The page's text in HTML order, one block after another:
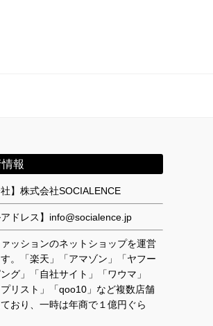
報
社】株式会社SOCIALENCE
アドレス】info@socialence.jp
ァッションのネットショップを運営
。「楽天」「アマゾン」「ヤフー
グ」「自社サイト」「ワウマ」
プリスト」「qoo10」など複数店舗
おり、一時は年商で１億円ぐら